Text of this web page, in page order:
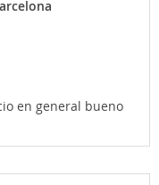
en general bueno